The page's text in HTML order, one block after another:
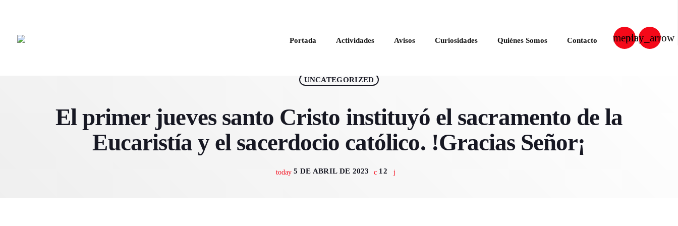
Portada Actividades Avisos Curiosidades Quiénes Somos Contacto menuplay_arrow
close
UNCATEGORIZED
El primer jueves santo Cristo instituyó el sacramento de la
Eucaristía y el sacerdocio católico. !Gracias Señor¡
today 5 DE ABRIL DE 2023 12